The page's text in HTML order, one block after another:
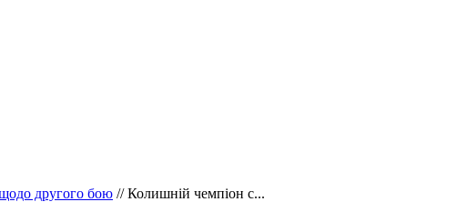
другого бою // Колишній чемпіон с...